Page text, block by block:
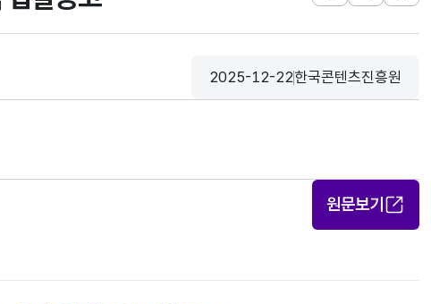
등록일
2025-12-22
수집기관
한국콘텐츠진흥원
원문보기